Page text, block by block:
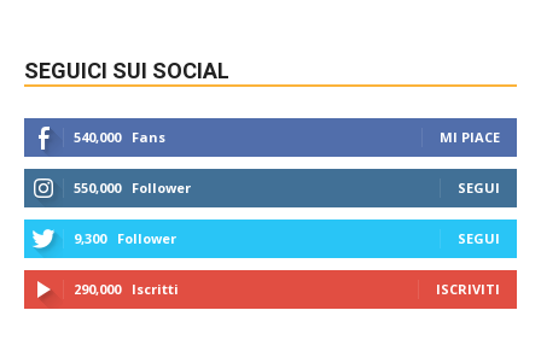
SEGUICI SUI SOCIAL
540,000 Fans MI PIACE
550,000 Follower SEGUI
9,300 Follower SEGUI
290,000 Iscritti ISCRIVITI